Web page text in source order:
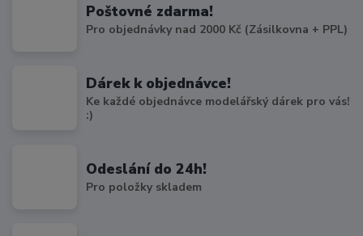
Poštovné zdarma!
Pro objednávky nad 2000 Kč (Zásilkovna + PPL)
Dárek k objednávce!
Ke každé objednávce modelářský dárek pro vás!
:)
Odeslání do 24h!
Pro položky skladem